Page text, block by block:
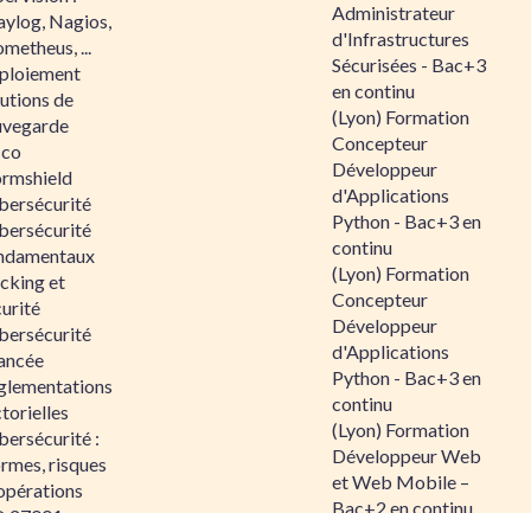
Nagios,
...
de
et
:
risques
Administrateur
d'Infrastructures
Sécurisées - Bac+3
en continu
(Lyon) Formation
Concepteur
Développeur
d'Applications
Python - Bac+3 en
continu
(Lyon) Formation
Concepteur
Développeur
d'Applications
Python - Bac+3 en
continu
(Lyon) Formation
Développeur Web
et Web Mobile –
Bac+2 en continu